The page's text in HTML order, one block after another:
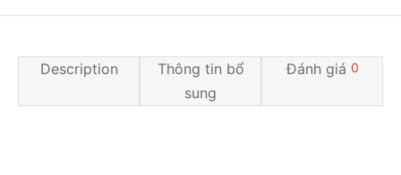
Description
Thông tin bổ
sung
Đánh giá 0